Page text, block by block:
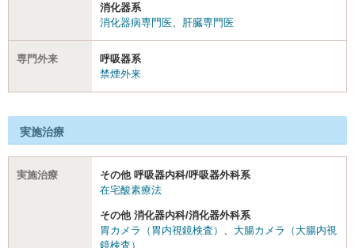
消化器系
消化器病専門医
肝臓専門医
専門外来
呼吸器系
禁煙外来
実施治療
実施治療
その他 呼吸器内科/呼吸器外科系
在宅酸素療法
その他 消化器内科/消化器外科系
胃カメラ（胃内視鏡検査）
大腸カメラ（大腸内視
鏡検査）